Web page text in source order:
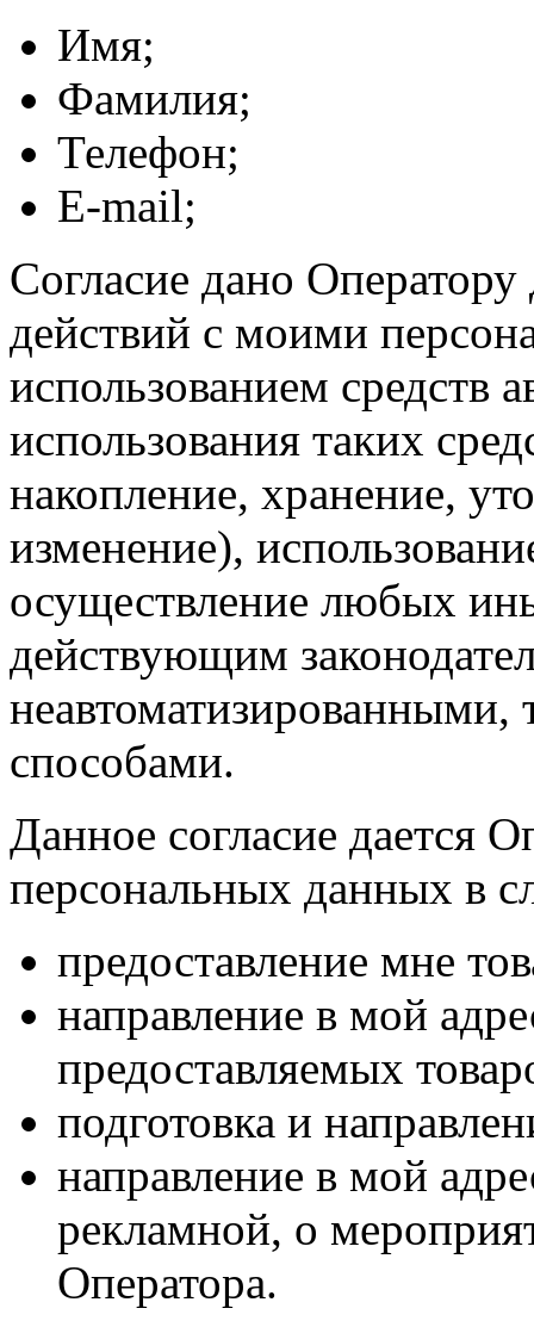
Имя;
Фамилия;
Телефон;
E-mail;
Согласие дано
действий с моими
использованием средств
использования таких
накопление, хранение,
изменение),
осуществление любых
действующим
неавтоматизированными,
способами.
Данное согласие дается
персональных данных в
предоставление мне
направление в мой
предоставляемых
подготовка и
направление в мой
рекламной, о
Оператора.